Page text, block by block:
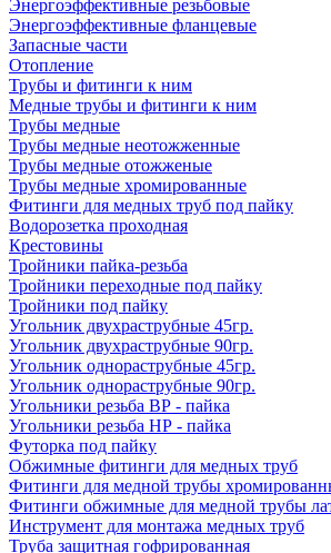
Энергоэффективные резьбовые
Энергоэффективные фланцевые
Запасные части
Отопление
Трубы и фитинги к ним
Медные трубы и фитинги к ним
Трубы медные
Трубы медные неотожженные
Трубы медные отожженые
Трубы медные хромированные
Фитинги для медных труб под пайку
Водорозетка проходная
Крестовины
Тройники пайка-резьба
Тройники переходные под пайку
Тройники под пайку
Угольник двухраструбные 45гр.
Угольник двухраструбные 90гр.
Угольник однораструбные 45гр.
Угольник однораструбные 90гр.
Угольники резьба ВР - пайка
Угольники резьба НР - пайка
Футорка под пайку
Обжимные фитинги для медных труб
Фитинги для медной трубы
Фитинги обжимные для медной трубы
Инструмент для монтажа медных труб
Труба защитная гофрированная